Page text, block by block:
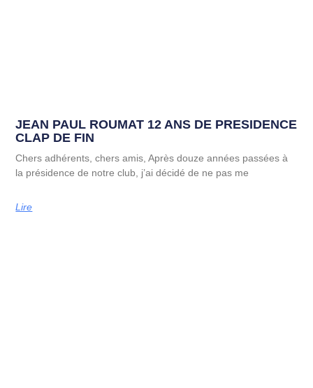
JEAN PAUL ROUMAT 12 ANS DE PRESIDENCE
CLAP DE FIN
Chers adhérents, chers amis, Après douze années passées à
la présidence de notre club, j’ai décidé de ne pas me
Lire